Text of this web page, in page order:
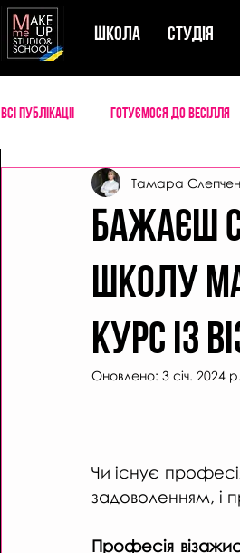
ШКОЛА СТУДIЯ
Всі публікаціі Готуємося до весілля
Успішний майстер б'юті
Бажаєш
школу
курс із
Тамара
Оновлено: 3 січ. 2024 р.
Чи існує
задоволенням, і
Професія